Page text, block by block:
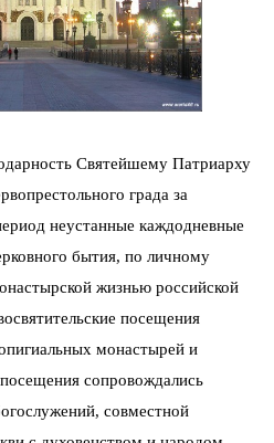
Святейшему Патриарху
града за
неустанные каждодневные
бытия, по личному
жизнью российской
посещения
монастырей и
сопровождались
совместной